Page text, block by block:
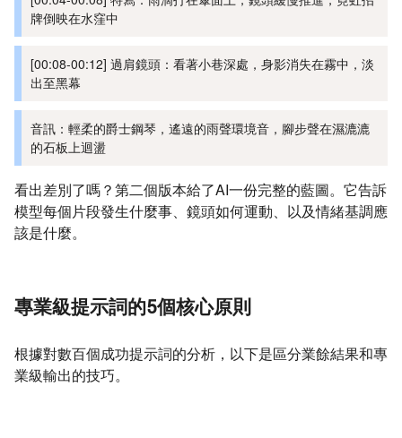
牌倒映在水窪中
[00:08-00:12] 過肩鏡頭：看著小巷深處，身影消失在霧中，淡
出至黑幕
音訊：輕柔的爵士鋼琴，遙遠的雨聲環境音，腳步聲在濕漉漉
的石板上迴盪
看出差別了嗎？第二個版本給了AI一份完整的藍圖。它告訴
模型每個片段發生什麼事、鏡頭如何運動、以及情緒基調應
該是什麼。
專業級提示詞的5個核心原則
根據對數百個成功提示詞的分析，以下是區分業餘結果和專
業級輸出的技巧。